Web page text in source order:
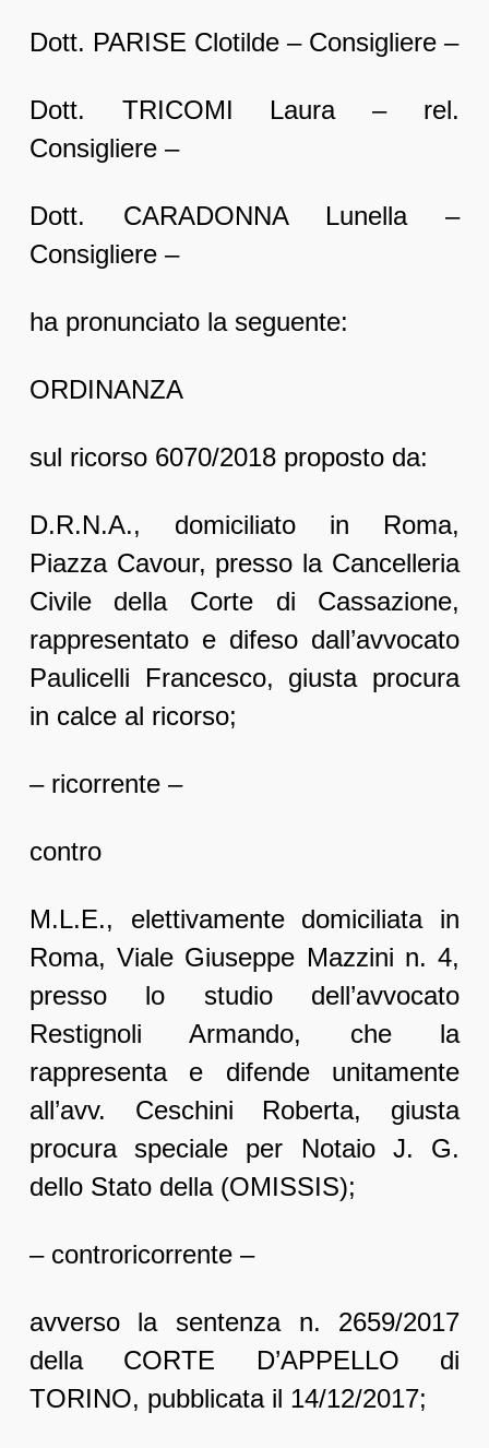
Dott. PARISE Clotilde – Consigliere –
Dott. TRICOMI Laura – rel.
Consigliere –
Dott. CARADONNA Lunella –
Consigliere –
ha pronunciato la seguente:
ORDINANZA
sul ricorso 6070/2018 proposto da:
D.R.N.A., domiciliato in Roma,
Piazza Cavour, presso la Cancelleria
Civile della Corte di Cassazione,
rappresentato e difeso dall’avvocato
Paulicelli Francesco, giusta procura
in calce al ricorso;
– ricorrente –
contro
M.L.E., elettivamente domiciliata in
Roma, Viale Giuseppe Mazzini n. 4,
presso lo studio dell’avvocato
Restignoli Armando, che la
rappresenta e difende unitamente
all’avv. Ceschini Roberta, giusta
procura speciale per Notaio J. G.
dello Stato della (OMISSIS);
– controricorrente –
avverso la sentenza n. 2659/2017
della CORTE D’APPELLO di
TORINO, pubblicata il 14/12/2017;